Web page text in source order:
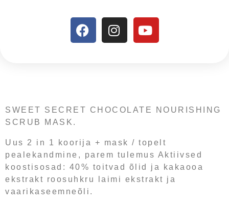
SWEET SECRET CHOCOLATE NOURISHING
SCRUB MASK.
Uus 2 in 1 koorija + mask / topelt
pealekandmine, parem tulemus Aktiivsed
koostisosad: 40% toitvad õlid ja kakaooa
ekstrakt roosuhkru laimi ekstrakt ja
vaarikaseemneõli.